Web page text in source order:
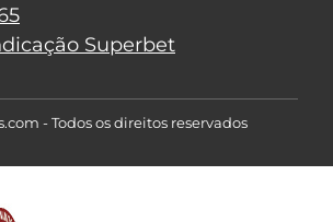
Superbet
- Todos os direitos reservados